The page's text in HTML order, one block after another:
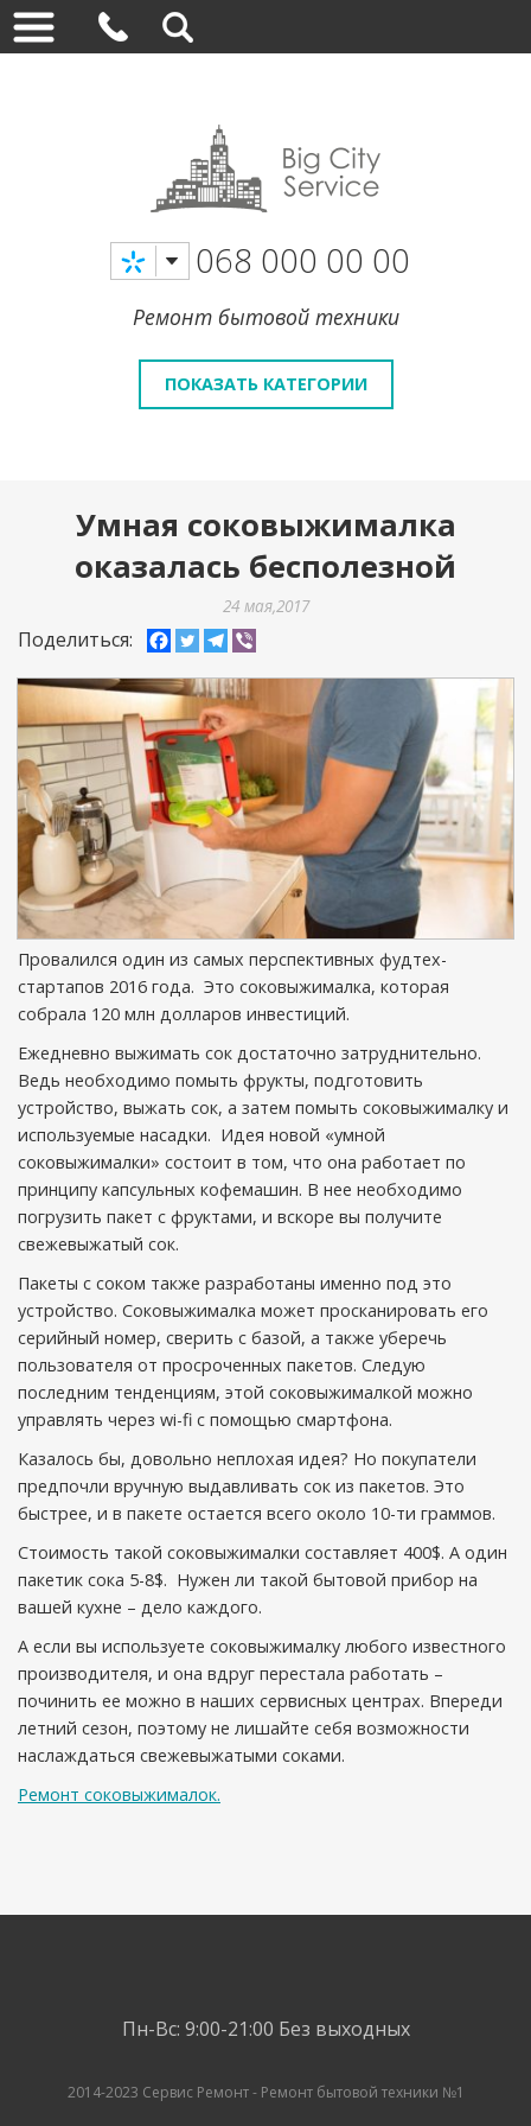
068 000 00 00
Ремонт бытовой техники
ПОКАЗАТЬ КАТЕГОРИИ
Умная соковыжималка
оказалась бесполезной
24 мая,2017
Поделиться:
Провалился один из самых перспективных фудтех-
стартапов 2016 года. Это соковыжималка, которая
собрала 120 млн долларов инвестиций.
Ежедневно выжимать сок достаточно затруднительно.
Ведь необходимо помыть фрукты, подготовить
устройство, выжать сок, а затем помыть соковыжималку и
используемые насадки. Идея новой «умной
соковыжималки» состоит в том, что она работает по
принципу капсульных кофемашин. В нее необходимо
погрузить пакет с фруктами, и вскоре вы получите
свежевыжатый сок.
Пакеты с соком также разработаны именно под это
устройство. Соковыжималка может просканировать его
серийный номер, сверить с базой, а также уберечь
пользователя от просроченных пакетов. Следую
последним тенденциям, этой соковыжималкой можно
управлять через wi-fi с помощью смартфона.
Казалось бы, довольно неплохая идея? Но покупатели
предпочли вручную выдавливать сок из пакетов. Это
быстрее, и в пакете остается всего около 10-ти граммов.
Стоимость такой соковыжималки составляет 400$. А один
пакетик сока 5-8$. Нужен ли такой бытовой прибор на
вашей кухне – дело каждого.
А если вы используете соковыжималку любого известного
производителя, и она вдруг перестала работать –
починить ее можно в наших сервисных центрах. Впереди
летний сезон, поэтому не лишайте себя возможности
наслаждаться свежевыжатыми соками.
Ремонт соковыжималок.
Пн-Вс: 9:00-21:00 Без выходных
2014-2023 Сервис Ремонт - Ремонт бытовой техники №1